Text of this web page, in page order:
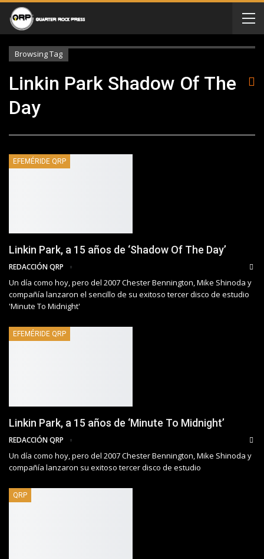
Browsing Tag
Linkin Park Shadow Of The
Day
EFEMÉRIDE QRP
Linkin Park, a 15 años de ‘Shadow Of The Day’
REDACCIÓN QRP
Un día como hoy, pero del 2007 Chester Bennington, Mike Shinoda y
compañía lanzaron el sencillo de su exitoso tercer disco de estudio
'Minute To Midnight'
EFEMÉRIDE QRP
Linkin Park, a 15 años de ‘Minute To Midnight’
REDACCIÓN QRP
Un día como hoy, pero del 2007 Chester Bennington, Mike Shinoda y
compañía lanzaron su exitoso tercer disco de estudio
QRP